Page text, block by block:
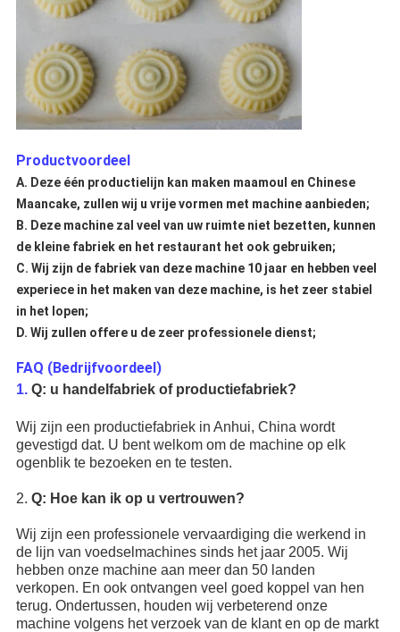
Productvoordeel
A. Deze één productielijn kan maken maamoul en Chinese
Maancake, zullen wij u vrije vormen met machine aanbieden;
B. Deze machine zal veel van uw ruimte niet bezetten, kunnen
de kleine fabriek en het restaurant het ook gebruiken;
C. Wij zijn de fabriek van deze machine 10 jaar en hebben veel
experiece in het maken van deze machine, is het zeer stabiel
in het lopen;
D. Wij zullen offere u de zeer professionele dienst;
FAQ (Bedrijfvoordeel)
1. Q: u handelfabriek of productiefabriek?
Wij zijn een productiefabriek in Anhui, China wordt
gevestigd dat. U bent welkom om de machine op elk
ogenblik te bezoeken en te testen.
2. Q: Hoe kan ik op u vertrouwen?
Wij zijn een professionele vervaardiging die werkend in
de lijn van voedselmachines sinds het jaar 2005. Wij
hebben onze machine aan meer dan 50 landen
verkopen. En ook ontvangen veel goed koppel van hen
terug. Ondertussen, houden wij verbeterend onze
machine volgens het verzoek van de klant en op de markt